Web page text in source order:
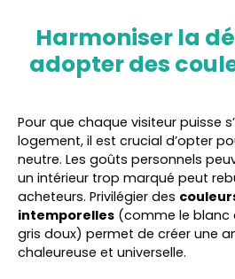
Harmoniser la
adopter des
Pour que chaque visiteur puisse
logement, il est crucial d’opter
neutre. Les goûts personnels
un intérieur trop marqué peut
acheteurs. Privilégier des
intemporelles (comme le blanc
gris doux) permet de créer une
chaleureuse et universelle.